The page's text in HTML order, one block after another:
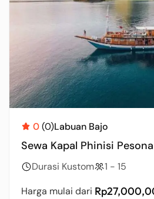
0(0)Labuan Bajo
Sewa Kapal Phinisi
Durasi Kustom
1 - 15
Harga mulai dari